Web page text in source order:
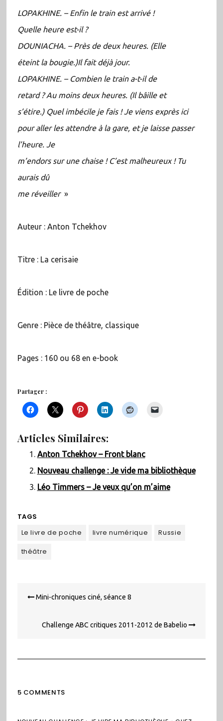
LOPAKHINE. – Enfin le train est arrivé !
Quelle heure est-il ?
DOUNIACHA. – Près de deux heures. (Elle
éteint la bougie.)Il fait déjà jour.
LOPAKHINE. – Combien le train a-t-il de
retard ? Au moins deux heures. (Il bâille et
s’étire.) Quel imbécile je fais ! Je viens exprès ici
pour aller les attendre à la gare, et je laisse passer
l’heure. Je
m’endors sur une chaise ! C’est malheureux ! Tu
aurais dû
me réveiller»
Auteur : Anton Tchekhov
Titre : La cerisaie
Édition : Le livre de poche
Genre : Pièce de théâtre, classique
Pages : 160 ou 68 en e-book
Partager :
Articles Similaires:
Anton Tchekhov – Front blanc
Nouveau challenge : Je vide ma bibliothèque
Léo Timmers – Je veux qu’on m’aime
TAGS
Le livre de poche
livre numérique
Russie
théâtre
de Mini-chroniques ciné, séance 8
Challenge ABC critiques 2011-2012 de Babelio
5 COMMENTS